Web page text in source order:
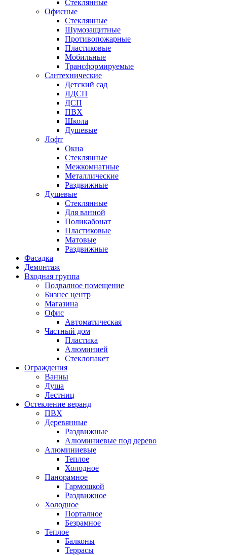
Стеклянные
Офисные
Стеклянные
Шумозащитные
Противопожарные
Пластиковые
Мобильные
Трансформируемые
Сантехнические
Детский сад
ЛДСП
ДСП
ПВХ
Школа
Душевые
Лофт
Окна
Стеклянные
Межкомнатные
Металлические
Раздвижные
Душевые
Стеклянные
Для ванной
Поликабонат
Пластиковые
Матовые
Раздвижные
Фасадка
Демонтаж
Входная группа
Подвалное помещение
Бизнес центр
Магазина
Офис
Автоматическая
Частный дом
Пластика
Алюминией
Стеклопакет
Ограждения
Ванны
Душа
Лестниц
Остекление веранд
ПВХ
Деревянные
Раздвижные
Алюминиевые под дерево
Алюминиевые
Теплое
Холодное
Панорамное
Гармошкой
Раздвижное
Холодное
Порталное
Безрамное
Теплое
Балконы
Террасы